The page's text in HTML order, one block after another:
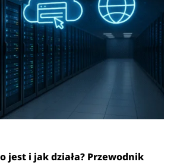
jest i jak działa? Przewodnik